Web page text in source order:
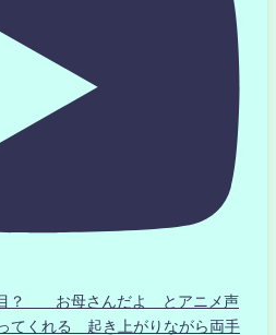
目？ お母さんだよ とアニメ声
てくれる 起き上がりながら両手